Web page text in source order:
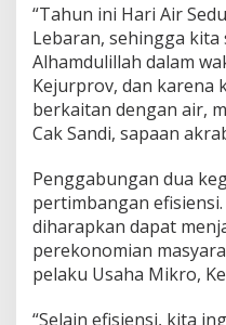
“Tahun ini Hari Air
Lebaran, sehingga
Alhamdulillah dalam
Kejurprov, dan karena
berkaitan dengan air,
Cak Sandi, sapaan
Penggabungan dua
pertimbangan
diharapkan dapat
perekonomian
pelaku Usaha Mikro,
“Selain efisiensi, kita